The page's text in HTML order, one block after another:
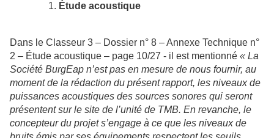
Étude acoustique
Dans le Classeur 3 – Dossier n° 8 – Annexe Technique n°
2 – Étude acoustique – page 10/27 - il est mentionné « La
Société BurgEap n’est pas en mesure de nous fournir, au
moment de la rédaction du présent rapport, les niveaux de
puissances acoustiques des sources sonores qui seront
présentent sur le site de l’unité de TMB. En revanche, le
concepteur du projet s’engage à ce que les niveaux de